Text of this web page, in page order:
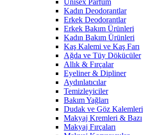
Unisex Parfüm
Kadın Deodorantlar
Erkek Deodorantlar
Erkek Bakım Ürünleri
Kadın Bakım Ürünleri
Kaş Kalemi ve Kaş Farı
Ağda ve Tüy Dökücüler
Allık & Fırçalar
Eyeliner & Dipliner
Aydınlatıcılar
Temizleyiciler
Bakım Yağları
Dudak ve Göz Kalemleri
Makyaj Kremleri & Bazı
Makyaj Fırçaları